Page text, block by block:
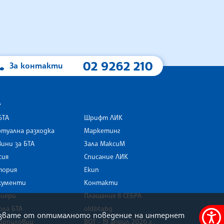
За контакти 02 9262 210
разходка
за БТА
БТА
Шрифт ЛИК
Маркетинг
Зала МаксиМ
Списание ЛИК
Екип
Контакти
Плащания в СЕБРА
old.bta.bg
ВОТ - 19 април 2026 г .
от оптималното поведение на интернет